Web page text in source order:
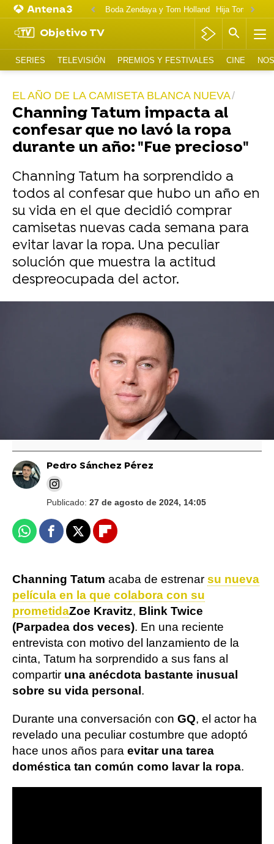
Boda Zendaya y Tom Holland Hija Tom
Objetivo TV
SERIES TELEVISIÓN PREMIOS Y FESTIVALES CINE
EL AÑO DE LA CAMISETA BLANCA NUEVA
Channing Tatum impacta al
confesar que no lavó la ropa
durante un año: "Fue precioso"
Channing Tatum ha sorprendido a
todos al confesar que hubo un año en
su vida en el que decidió comprar
camisetas nuevas cada semana para
evitar lavar la ropa. Una peculiar
solución que muestra la actitud
despreocupada del actor.
Channing Tatum, "agradecido" de que su
hija no haya visto sus striptease en Magic
Mike: "Será horrible cuando suceda"
Pedro Sánchez Pérez
Publicado: 27 de agosto de 2024, 14:05
WhatsappFacebook
X Flipboard
Channing Tatum acaba de estrenar su nueva
película en la que colabora con su
prometidaZoe Kravitz, Blink Twice
(Parpadea dos veces). En una reciente
entrevista con motivo del lanzamiento de la
cinta, Tatum ha sorprendido a sus fans al
compartir una anécdota bastante inusual
sobre su vida personal .
Durante una conversación con GQ, el actor ha
revelado una peculiar costumbre que adoptó
hace unos años para evitar una tarea
doméstica tan común como lavar la ropa.